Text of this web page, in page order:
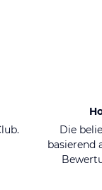
Die
basierend